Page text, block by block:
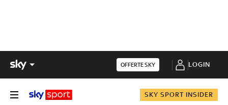
OFFERTE SKY LOGIN
SKY SPORT INSIDER